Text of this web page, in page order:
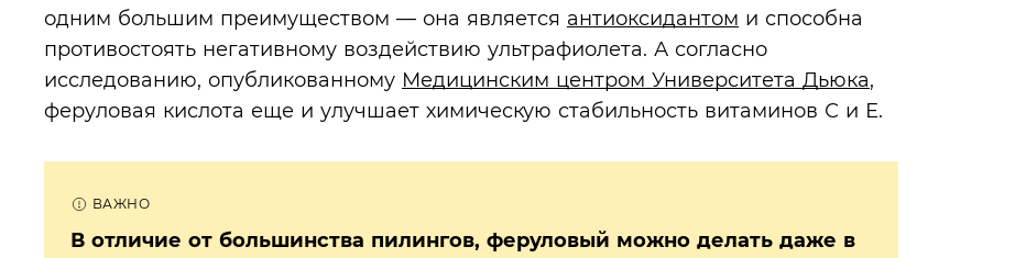
одним большим преимуществом — она является антиоксидантом и способна
противостоять негативному воздействию ультрафиолета. А согласно
исследованию, опубликованному Медицинским центром Университета Дьюка,
феруловая кислота еще и улучшает химическую стабильность витаминов С и Е.
В отличие от большинства пилингов, феруловый можно делать даже в